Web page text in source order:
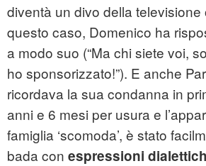
diventà un divo della televisione
questo caso, Domenico ha
a modo suo (“Ma chi siete voi,
ho sponsorizzato!”). E anche
ricordava la sua condanna in
anni e 6 mesi per usura e
famiglia ‘scomoda’, è stato
bada con espressioni